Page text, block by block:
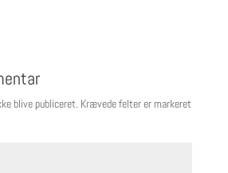
blive publiceret. Krævede felter er markeret